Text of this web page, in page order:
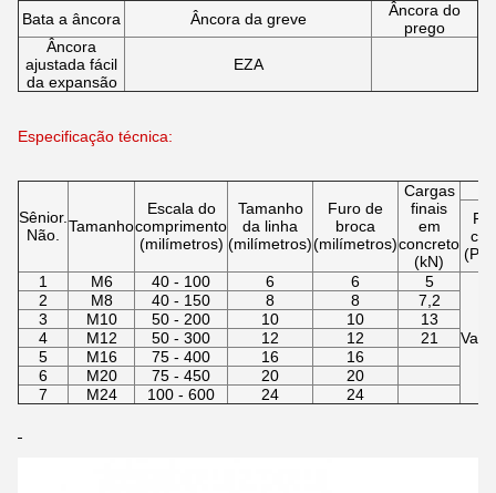
Bata a âncora Âncora da greve
Âncora do
prego
Âncora
ajustada fácil
da expansão
EZA
Especificação técnica:
Sênior.
Não.
Tamanho
Escala do
comprimento
(milímetros)
Tamanho
da linha
(milímetros)
Furo de
broca
(milímetros)
Cargas
finais
em
concreto
(kN)
1
M6 40 - 100 6 6 5
2 M8 40 - 150 8 8
7,2
3
M10 50 - 200 10 10
13
4
M12 50 - 300 12 12
21
5
M16 75 - 400 16
16
6
M20 75 - 450 20
20
7
M24 100 - 600 24 24